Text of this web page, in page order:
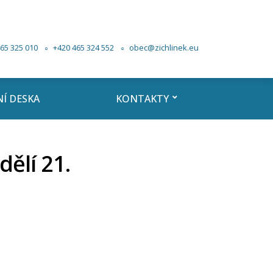
325 010 +420 465 324 552 obec@zichlinek.eu
DESKA KONTAKTY
21.